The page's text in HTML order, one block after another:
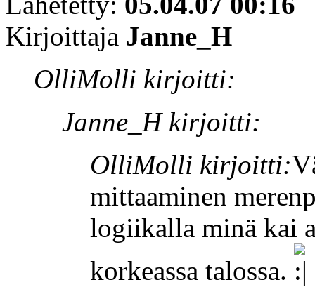
Kirjoittaja Janne_H
OlliMolli kirjoitti:
Janne_H kirjoitti:
OlliMolli kirjoitti:
mittaaminen
logiikalla minä kai
korkeassa talossa.